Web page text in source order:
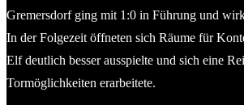
Gremersdorf ging mit 1:0 in Führung und
In der Folgezeit öffneten sich Räume für
Elf deutlich besser ausspielte und sich eine
Tormöglichkeiten erarbeitete.